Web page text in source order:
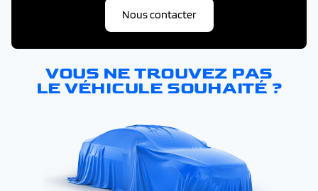
Nous contacter
VOUS NE TROUVEZ PAS
LE VÉHICULE SOUHAITÉ ?